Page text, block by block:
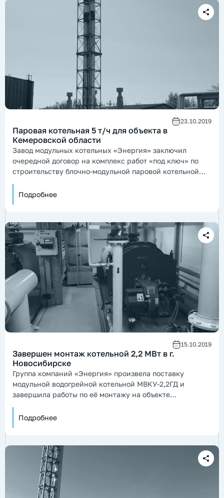
23.10.2019
Паровая котельная 5 т/ч для объекта в
Кемеровской области
Завод модульных котельных «Энергия» заключил
очередной договор на комплекс работ «под ключ» по
строительству блочно-модульной паровой котельной
Подробнее
15.10.2019
Завершен монтаж котельной 2,2 МВт в г.
Новосибирске
Группа компаний «Энергия» произвела поставку
модульной водогрейной котельной МВКУ-2,2ГД и
завершила работы по её монтажу на объекте
Подробнее